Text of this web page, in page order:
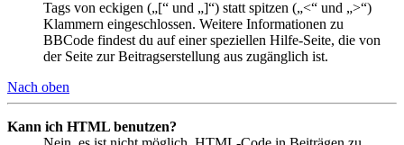
Tags von eckigen („[“ und „]“) statt spitzen („<“ und „>“)
Klammern eingeschlossen. Weitere Informationen zu
BBCode findest du auf einer speziellen Hilfe-Seite, die von
der Seite zur Beitragserstellung aus zugänglich ist.
Nach oben
Kann ich HTML benutzen?